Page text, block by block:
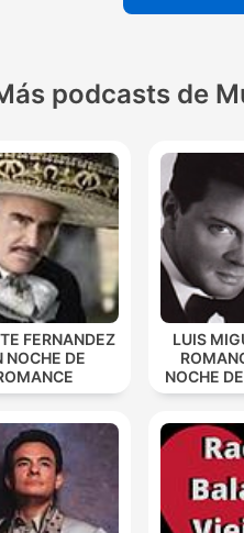
podcasts de
FERNANDEZ
NOCHE DE
LUIS
NOCHE